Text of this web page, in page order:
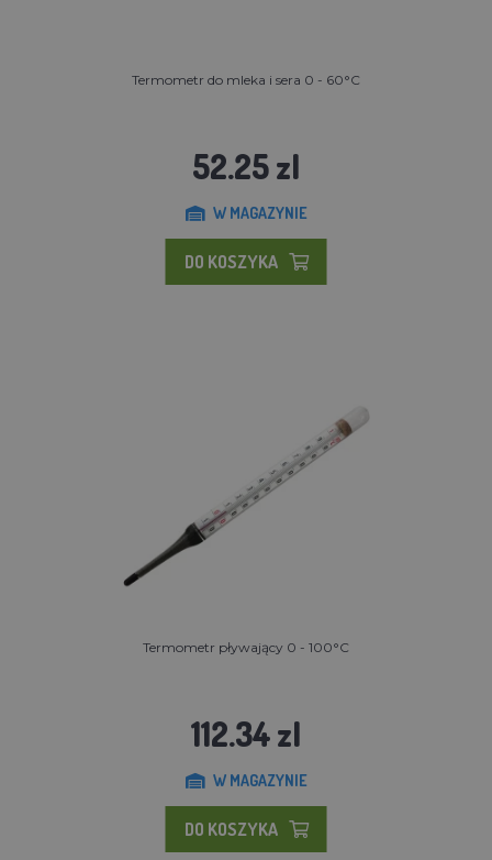
Termometr do mleka i sera 0 - 60°C
52.25 zl
W MAGAZYNIE
DO KOSZYKA
Termometr pływający 0 - 100°C
112.34 zl
W MAGAZYNIE
DO KOSZYKA